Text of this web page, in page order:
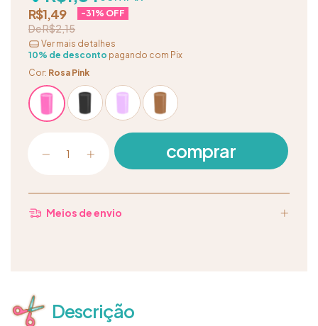
R$1,49 -31% OFF
R$2,15
10% de desconto pagando com Pix
Ver mais detalhes
Cor: Rosa Pink
Meios de envio
Descrição